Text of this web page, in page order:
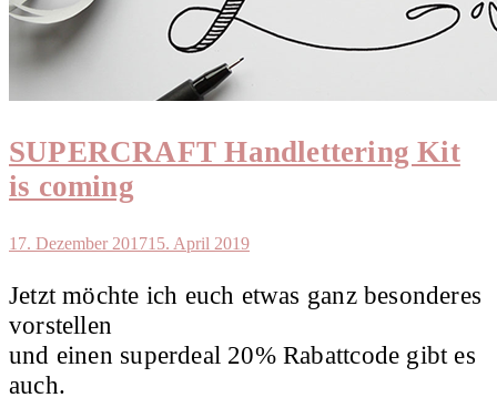
SUPERCRAFT Handlettering Kit
is coming
17. Dezember 201715. April 2019
Jetzt möchte ich euch etwas ganz besonderes
vorstellen
und einen superdeal 20% Rabattcode gibt es
auch.